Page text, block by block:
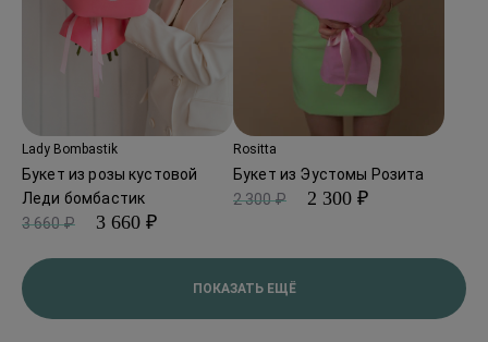
Lady Bombastik
Букет из розы кустовой
Леди бомбастик
3 660 ₽
3 660 ₽
Rositta
Букет из Эустомы Розита
2 300 ₽
2 300 ₽
ПОКАЗАТЬ ЕЩЁ